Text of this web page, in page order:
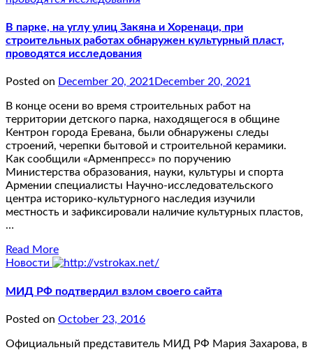
В парке, на углу улиц Закяна и Хоренаци, при
строительных работах обнаружен культурный пласт,
проводятся исследования
Posted on December 20, 2021December 20, 2021
В конце осени во время строительных работ на
территории детского парка, находящегося в общине
Кентрон города Еревана, были обнаружены следы
строений, черепки бытовой и строительной керамики.
Как сообщили «Арменпресс» по поручению
Министерства образования, науки, культуры и спорта
Армении специалисты Научно-исследовательского
центра историко-культурного наследия изучили
местность и зафиксировали наличие культурных пластов,
…
Read More
Новости
МИД РФ подтвердил взлом своего сайта
Posted on October 23, 2016
Официальный представитель МИД РФ Мария Захарова, в